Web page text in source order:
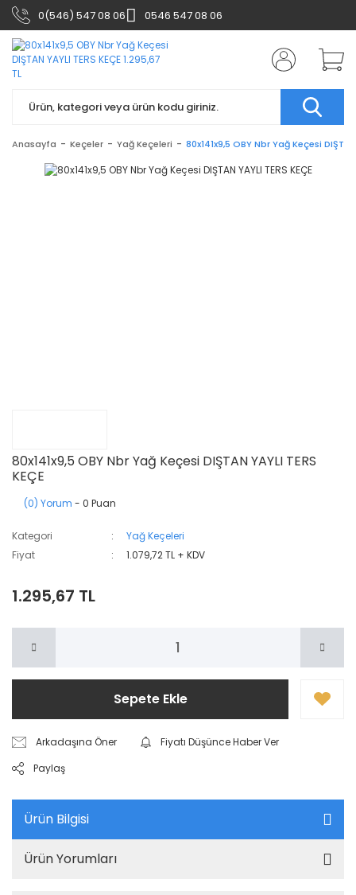
0(546) 547 08 06 0546 547 08 06
Anasayfa Keçeler Yağ Keçeleri 80x141x9,5 OBY Nbr Yağ Keçesi DIŞTAN
80x141x9,5 OBY Nbr Yağ Keçesi DIŞTAN YAYLI TERS
KEÇE
(0) Yorum - 0 Puan
Kategori
Yağ Keçeleri
Fiyat
1.079,72 TL + KDV
1.295,67 TL
Sepete Ekle
Arkadaşına Öner
Fiyatı Düşünce Haber Ver
Paylaş
Ürün Bilgisi
Ürün Yorumları